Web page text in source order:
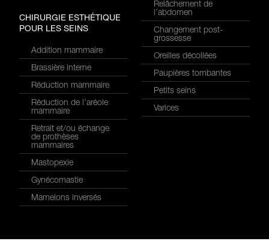
CHIRURGIE ESTHÉTIQUE
POUR LES SEINS
Addition mammaire
Brassière interne
Réduction mammaire
Réduction de l’aréole
mammaire
Retrait et/ou échange
de prothèses
mammaires
Mastopexie
Gynécomastie
Mamelons inversés
Relâchement de
l’abdomen
Changement post-
grossesse
Oreilles décollées
Paupières tombantes
Petits seins
Varices